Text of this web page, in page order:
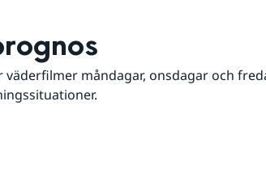
väderfilmer måndagar, onsdagar och